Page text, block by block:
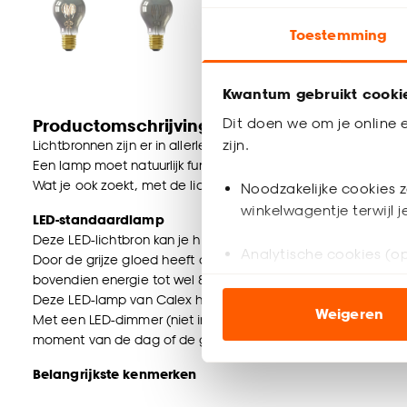
Toestemming
Kwantum gebruikt
Dit doen we om je online
zijn.
Noodzakelijke cookies
winkelwagentje terwijl
Analytische cookies
ook buiten de
Klik op ‘Ja, alles
noodzakelijke cookies
Weigeren
Productomschrijving
Lichtbronnen zijn er in allerlei kleuren en maten.
Een lamp moet natuurlijk functioneel zijn, maar de
Wat je ook zoekt, met de lichtbronnen van Calex kan je alle
LED-standaardlamp
Deze LED-lichtbron kan je heel mooi combineren met een
Door de grijze gloed heeft deze lichtbron een sfeervolle
bovendien energie tot wel 80%.
Deze LED-lamp van Calex heeft een E27-fitting, een
Met een LED-dimmer (niet inbegrepen) is deze lichtbron te
moment van de dag of de gewenste sfeer.
Belangrijkste kenmerken